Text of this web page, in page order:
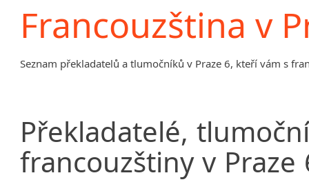
Olomouc
Karlovy Vary
Brandýs nad Labem-Stará Boleslav
Dačice
Havlíčkův Brod
Kounice
Francouzština v
Seznam překladatelů a tlumočníků v Praze 6, kteří vám s
Překladatelé,
francouzštiny v Praze